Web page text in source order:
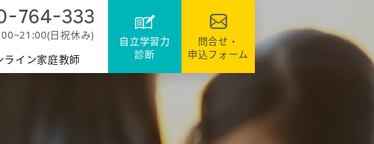
日祝休み)
ライン家庭教師
自立学習力
診断
問合せ・
申込フォーム
ファミリーのシステム
軽度発達
がい支援
資格・検定対策
士エリア